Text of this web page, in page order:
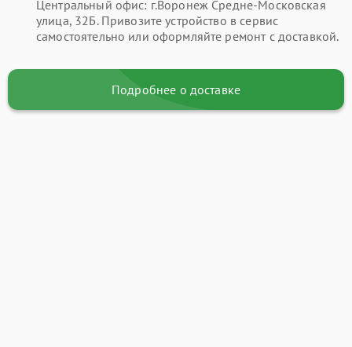
Центральный офис: г.Воронеж Средне-Московская
улица, 32Б. Привозите устройство в сервис
самостоятельно или оформляйте ремонт с доставкой.
Подробнее о доставке